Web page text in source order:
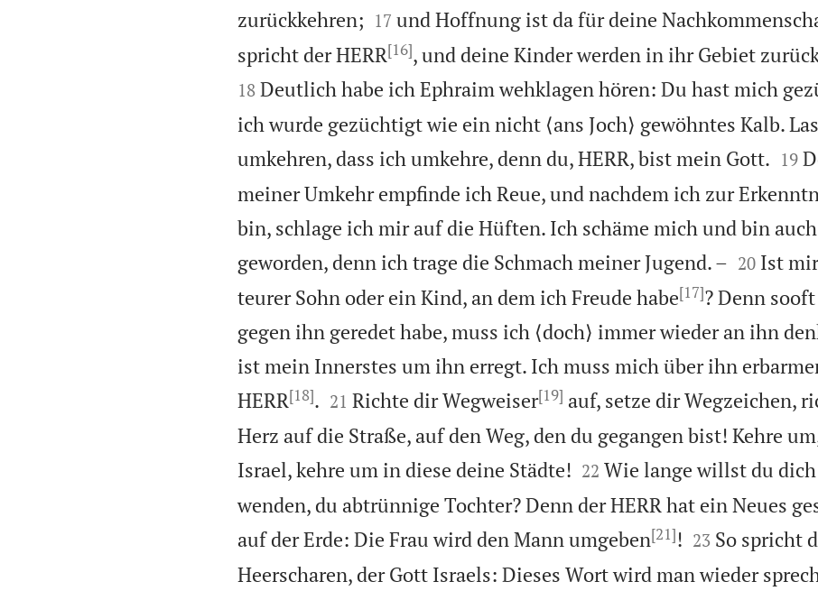
zurückkehren;
17 und Hoffnung ist da für deine
spricht der HERR[16], und deine Kinder werden in ihr Gebiet
18 Deutlich habe ich Ephraim wehklagen hören: Du hast mich
ich wurde gezüchtigt wie ein nicht ⟨ans Joch⟩ gewöhntes Kalb.
umkehren, dass ich umkehre, denn du, HERR, bist mein Gott.
19
meiner Umkehr empfinde ich Reue, und nachdem ich zur
bin, schlage ich mir auf die Hüften. Ich schäme mich und bin
geworden, denn ich trage die Schmach meiner Jugend. –
20 Ist
teurer Sohn oder ein Kind, an dem ich Freude habe[17]? Denn
gegen ihn geredet habe, muss ich ⟨doch⟩ immer wieder an ihn
ist mein Innerstes um ihn erregt. Ich muss mich über ihn
HERR[18].
21 Richte dir Wegweiser[19] auf, setze dir Wegzeichen,
Herz auf die Straße, auf den Weg, den du gegangen bist! Kehre
Israel, kehre um in diese deine Städte!
22 Wie lange willst du
wenden, du abtrünnige Tochter? Denn der HERR hat ein Neues
auf der Erde: Die Frau wird den Mann umgeben[21]!
23 So spricht
Heerscharen, der Gott Israels: Dieses Wort wird man wieder